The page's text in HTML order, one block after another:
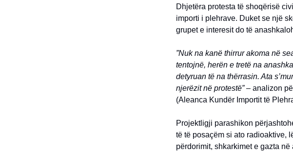
Dhjetëra protesta të shoqërisë
importi i plehrave. Duket se një
grupet e interesit do të
”Nuk na kanë thirrur akoma në
tentojnë, herën e tretë na
detyruan të na thërrasin. Ata
njerëzit në protestë” – analizon
(Aleanca Kundër Importit të
Projektligji parashikon
të të posaçëm si ato radioaktive,
përdorimit, shkarkimet e gazta